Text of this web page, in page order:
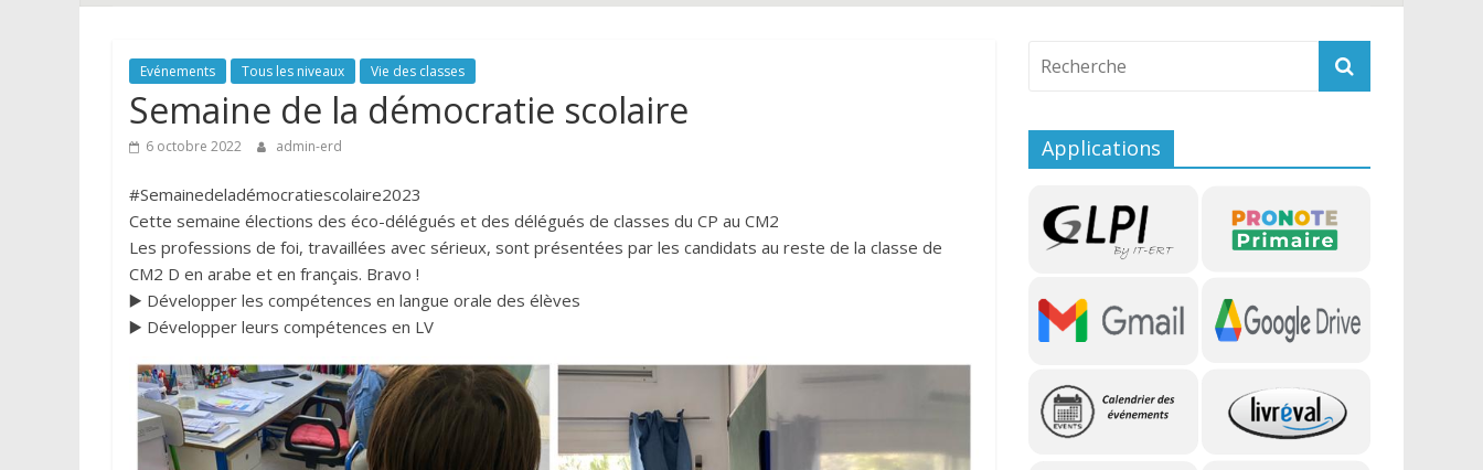
Evénements Tous les niveaux Vie des classes
Semaine de la démocratie scolaire
6 octobre 2022 admin-erd
#Semainedeladémocratiescolaire2023
Cette semaine élections des éco-délégués et des délégués de classes du CP au CM2
Les professions de foi, travaillées avec sérieux, sont présentées par les candidats au reste de la classe de
CM2 D en arabe et en français. Bravo !
▶️ Développer les compétences en langue orale des élèves
▶️ Développer leurs compétences en LV
Applications